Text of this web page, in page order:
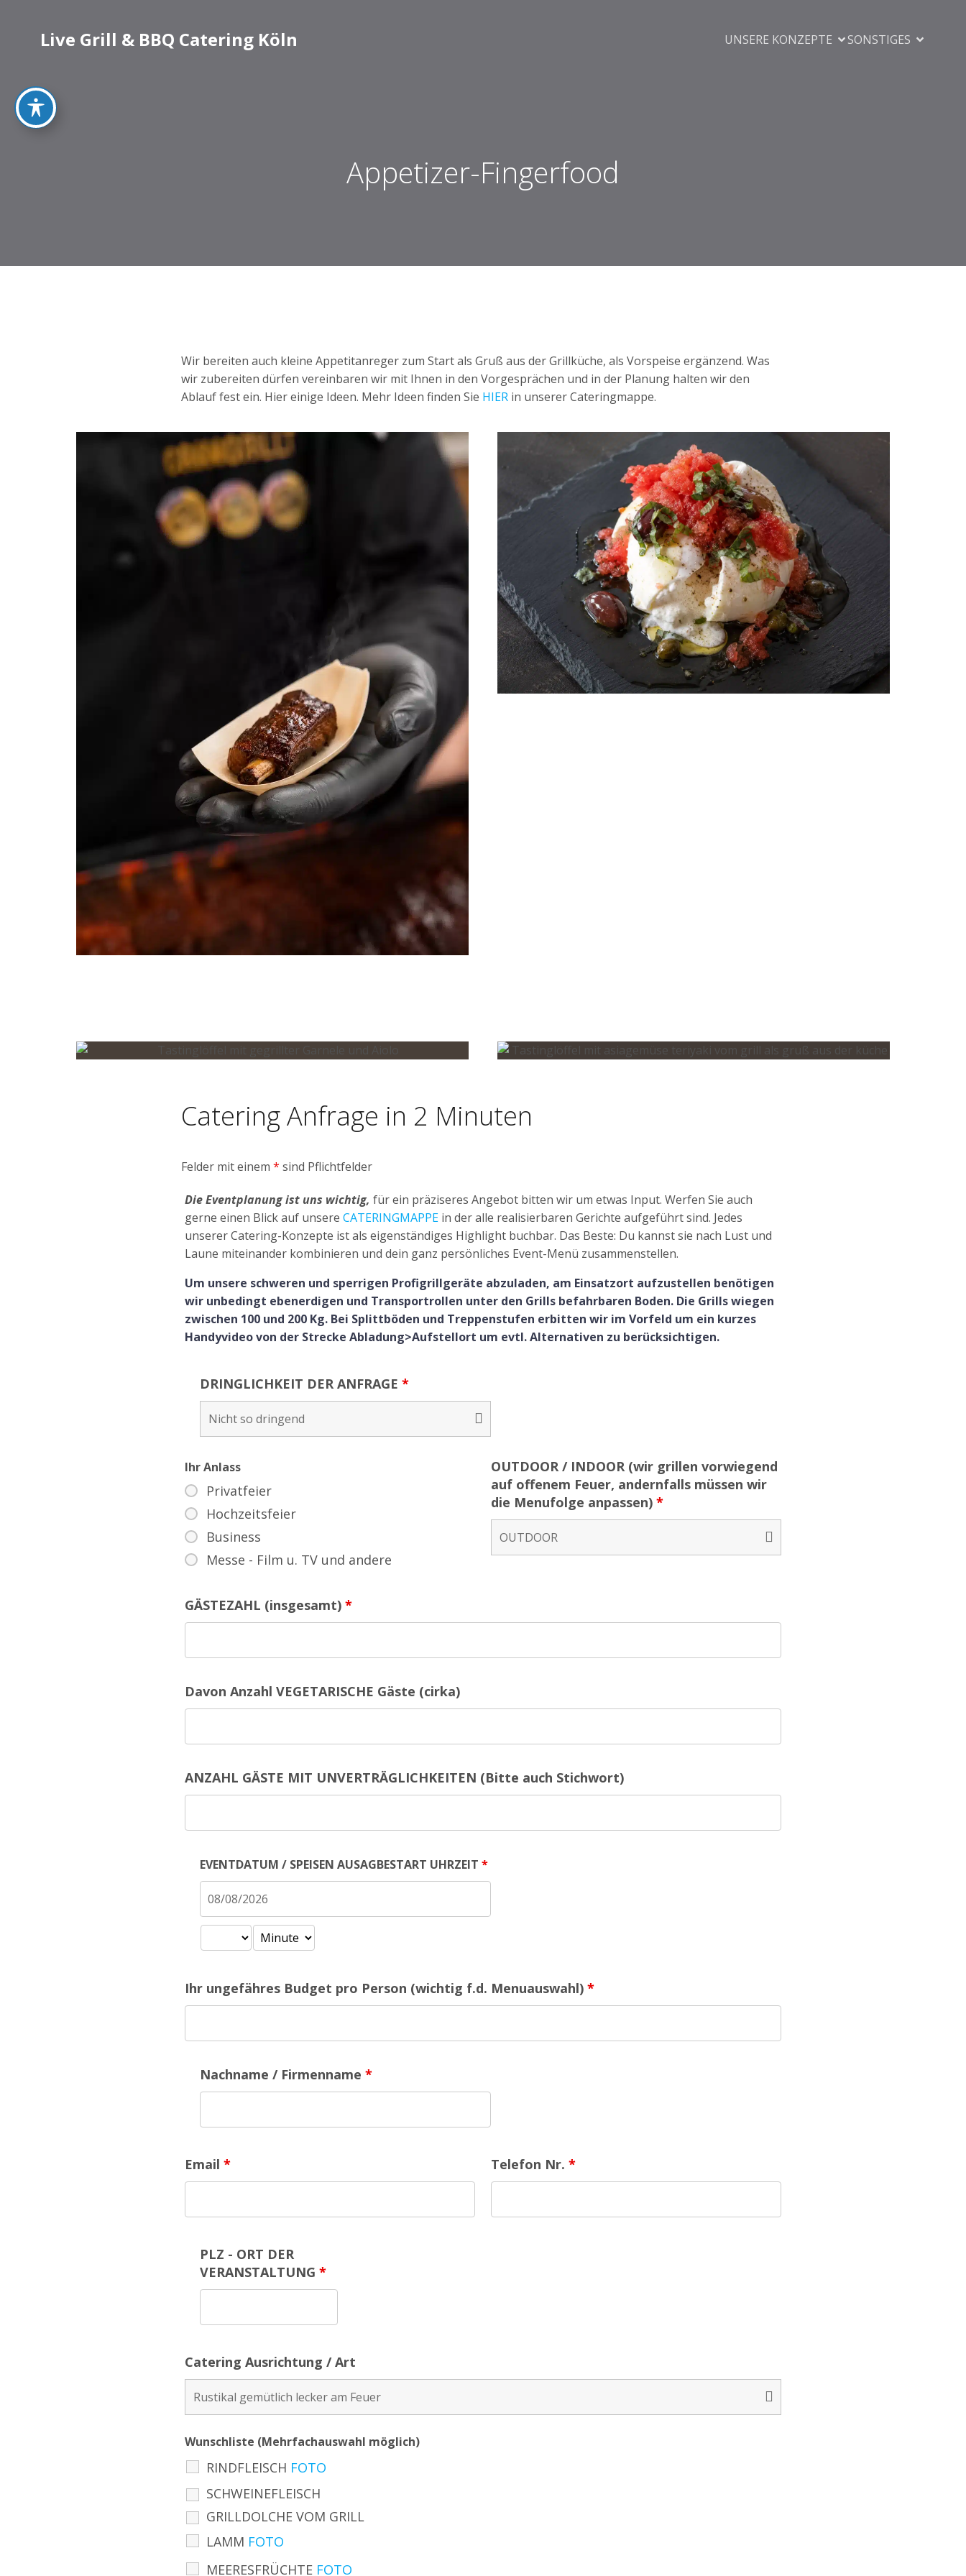
Live Grill & BBQ Catering Köln UNSERE KONZEPTE SONSTIGES
Appetizer-Fingerfood
Wir bereiten auch kleine Appetitanreger zum Start als Gruß aus der Grillküche, als Vorspeise ergänzend. Was
wir zubereiten dürfen vereinbaren wir mit Ihnen in den Vorgesprächen und in der Planung halten wir den
Ablauf fest ein. Hier einige Ideen. Mehr Ideen finden Sie HIER in unserer Cateringmappe.
Catering Anfrage in 2 Minuten
Felder mit einem * sind Pflichtfelder
Die Eventplanung ist uns wichtig, für ein präziseres Angebot bitten wir um etwas Input. Werfen Sie auch
gerne einen Blick auf unsere CATERINGMAPPE in der alle realisierbaren Gerichte aufgeführt sind. Jedes
unserer Catering-Konzepte ist als eigenständiges Highlight buchbar. Das Beste: Du kannst sie nach Lust und
Laune miteinander kombinieren und dein ganz persönliches Event-Menü zusammenstellen.
Um unsere schweren und sperrigen Profigrillgeräte abzuladen, am Einsatzort aufzustellen benötigen
wir unbedingt ebenerdigen und Transportrollen unter den Grills befahrbaren Boden. Die Grills wiegen
zwischen 100 und 200 Kg. Bei Splittböden und Treppenstufen erbitten wir im Vorfeld um ein kurzes
Handyvideo von der Strecke Abladung>Aufstellort um evtl. Alternativen zu berücksichtigen.
DRINGLICHKEIT DER ANFRAGE*
Ihr Anlass
Privatfeier
Hochzeitsfeier
Business
Messe - Film u. TV und andere
OUTDOOR / INDOOR (wir grillen vorwiegend
auf offenem Feuer, andernfalls müssen wir
die Menufolge anpassen) *
GÄSTEZAHL (insgesamt) *
Davon Anzahl VEGETARISCHE Gäste (cirka)
ANZAHL GÄSTE MIT UNVERTRÄGLICHKEITEN (Bitte auch Stichwort)
EVENTDATUM / SPEISEN AUSAGBESTART UHRZEIT*
Ihr ungefähres Budget pro Person (wichtig f.d. Menuauswahl) *
Nachname / Firmenname*
Email * Telefon Nr. *
PLZ - ORT DER
VERANSTALTUNG*
Catering Ausrichtung / Art
Wunschliste (Mehrfachauswahl möglich)
RINDFLEISCH FOTO
SCHWEINEFLEISCH
GRILLDOLCHE VOM GRILL
LAMM FOTO
MEERESFRÜCHTE FOTO